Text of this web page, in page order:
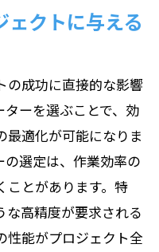
ェクトに与える
の成功に直接的な影響
ーを選ぶことで、効
最適化が可能になりま
選定は、作業効率の
ことがあります。特
な高精度が要求される
性能がプロジェクト全